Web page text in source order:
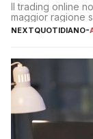
Il trading online
maggior ragione
NEXTQUOTIDIANO-